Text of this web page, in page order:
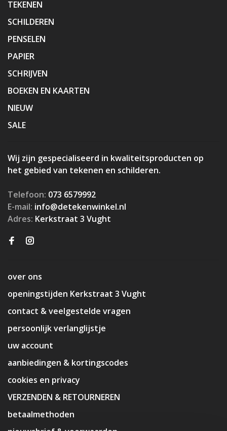
TEKENEN
SCHILDEREN
PENSELEN
PAPIER
SCHRIJVEN
BOEKEN EN KAARTEN
NIEUW
SALE
Wij zijn gespecialiseerd in kwaliteitsproducten op
het gebied van tekenen en schilderen.
Telefoon: 073 6579992
E-mail: info@detekenwinkel.nl
Adres: Kerkstraat 3 Vught
over ons
openingstijden Kerkstraat 3 Vught
contact & veelgestelde vragen
persoonlijk verlanglijstje
uw account
aanbiedingen & kortingscodes
cookies en privacy
VERZENDEN & RETOURNEREN
betaalmethoden